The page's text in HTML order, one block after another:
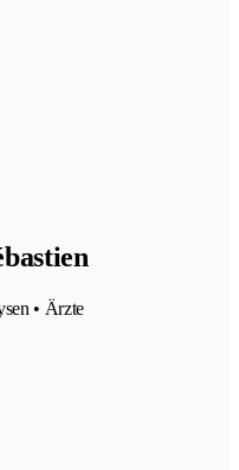
• Ärzte